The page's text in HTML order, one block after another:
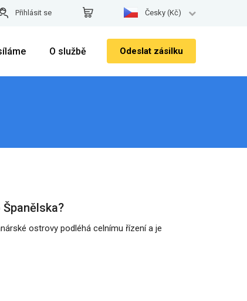
Česky (Kč)
Přihlásit se
Odeslat zásilku
O službě
ostrovy podléhá celnímu řízení a je